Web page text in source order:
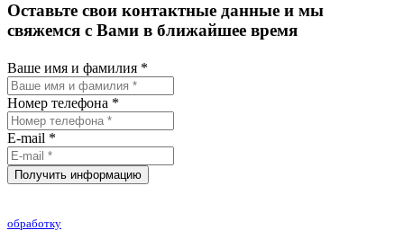
Оставьте свои контактные данные и мы
свяжемся с Вами в ближайшее время
Ваше имя и фамилия *
Номер телефона *
E-mail *
обработку